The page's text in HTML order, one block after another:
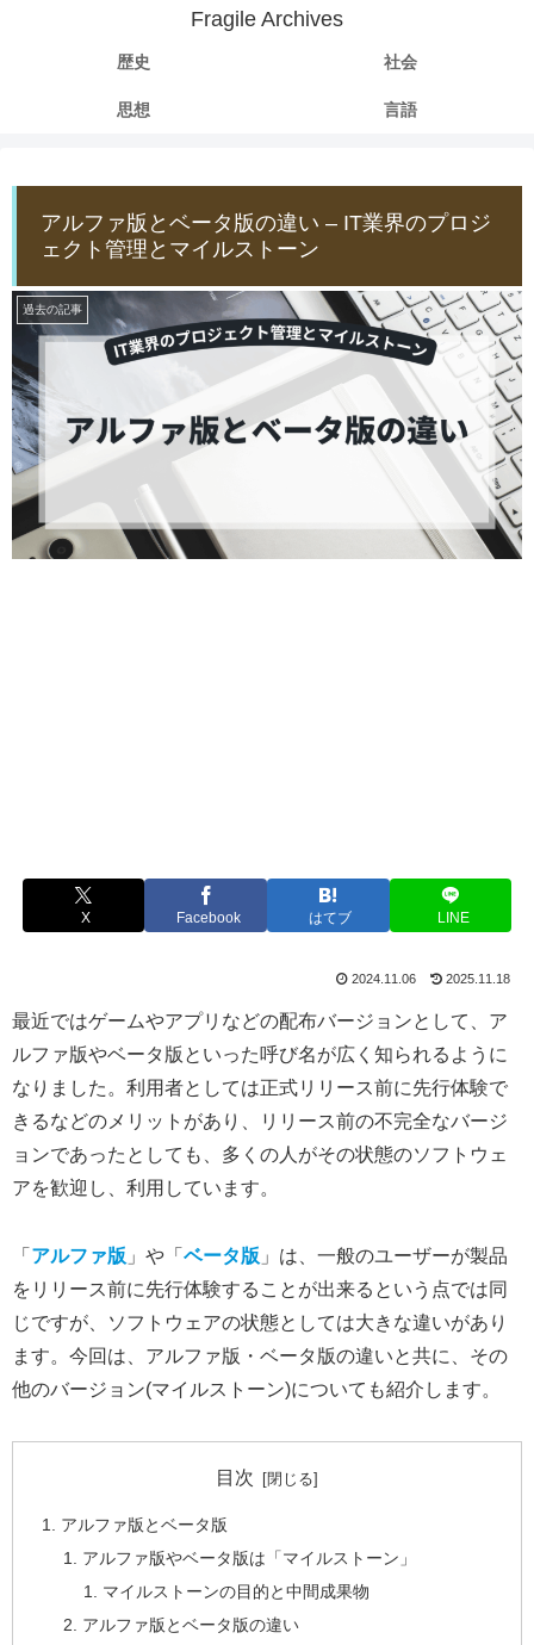
Fragile Archives
歴史 社会
思想 言語
アルファ版とベータ版の違い – IT業界のプロジ
ェクト管理とマイルストーン
過去の記事
X Facebook はてブ LINE
2024.11.06 2025.11.18
最近ではゲームやアプリなどの配布バージョンとして、ア
ルファ版やベータ版といった呼び名が広く知られるように
なりました。利用者としては正式リリース前に先行体験で
きるなどのメリットがあり、リリース前の不完全なバージ
ョンであったとしても、多くの人がその状態のソフトウェ
アを歓迎し、利用しています。
「 アルファ版 」や「 ベータ版 」は、一般のユーザーが製品
をリリース前に先行体験することが出来るという点では同
じですが、ソフトウェアの状態としては大きな違いがあり
ます。今回は、アルファ版・ベータ版の違いと共に、その
他のバージョン(マイルストーン)についても紹介します。
目次
アルファ版とベータ版
アルファ版やベータ版は「マイルストーン」
マイルストーンの目的と中間成果物
アルファ版とベータ版の違い